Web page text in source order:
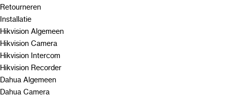
Retourneren
Installatie
Hikvision Algemeen
Hikvision Camera
Hikvision Intercom
Hikvision Recorder
Dahua Algemeen
Dahua Camera